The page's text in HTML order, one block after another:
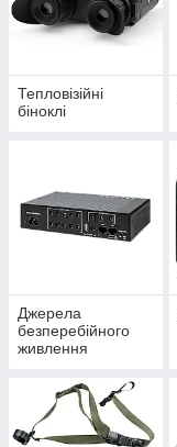
Тепловізійні
біноклі
Джерела
безперебійного
живлення